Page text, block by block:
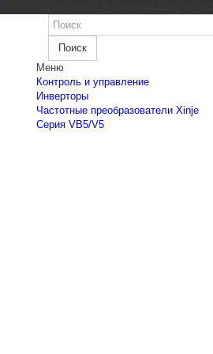
Поиск
Меню
Контроль и управление
Инверторы
Частотные преобразователи Xinje
Cерия VB5/V5